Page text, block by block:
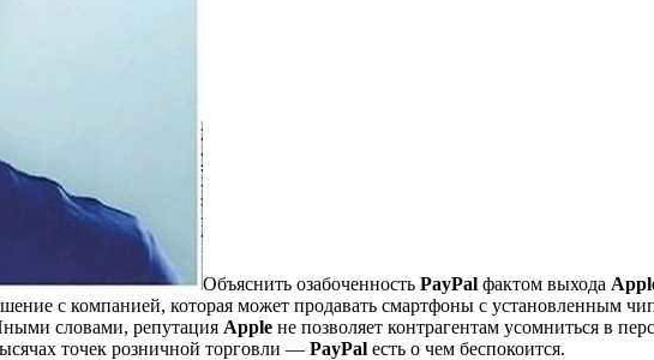
Объяснить озабоченность PayPal фактом выхода
с компанией, которая может продавать смартфоны с установленным
словами, репутация Apple не позволяет контрагентам усомниться в
точек розничной торговли — PayPal есть о чем беспокоится.